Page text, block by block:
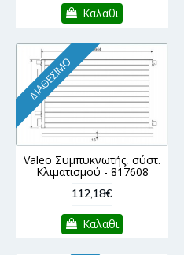
Καλαθι
ΔΙΑΘΈΣΙΜΟ
Valeo Συμπυκνωτής, σύστ.
Κλιματισμού - 817608
112,18€
Καλαθι